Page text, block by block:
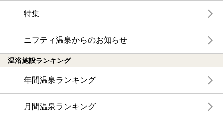
特集
ニフティ温泉からのお知らせ
温浴施設ランキング
年間温泉ランキング
月間温泉ランキング